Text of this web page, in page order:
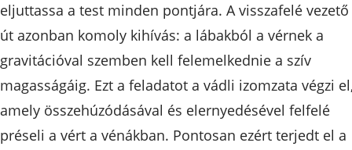
eljuttassa a test minden pontjára. A visszafelé vezető
út azonban komoly kihívás: a lábakból a vérnek a
gravitációval szemben kell felemelkednie a szív
magasságáig. Ezt a feladatot a vádli izomzata végzi
amely összehúzódásával és elernyedésével felfelé
préseli a vért a vénákban. Pontosan ezért terjedt el a